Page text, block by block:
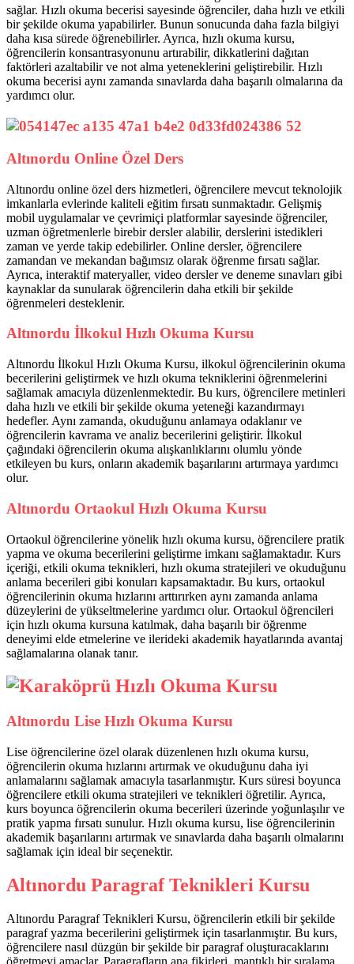
sağlar. Hızlı okuma becerisi sayesinde öğrenciler, daha hızlı ve etkili
bir şekilde okuma yapabilirler. Bunun sonucunda daha fazla bilgiyi
daha kısa sürede öğrenebilirler. Ayrıca, hızlı okuma kursu,
öğrencilerin konsantrasyonunu artırabilir, dikkatlerini dağıtan
faktörleri azaltabilir ve not alma yeteneklerini geliştirebilir. Hızlı
okuma becerisi aynı zamanda sınavlarda daha başarılı olmalarına da
yardımcı olur.
Altınordu Online Özel Ders
Altınordu online özel ders hizmetleri, öğrencilere mevcut teknolojik
imkanlarla evlerinde kaliteli eğitim fırsatı sunmaktadır. Gelişmiş
mobil uygulamalar ve çevrimiçi platformlar sayesinde öğrenciler,
uzman öğretmenlerle birebir dersler alabilir, derslerini istedikleri
zaman ve yerde takip edebilirler. Online dersler, öğrencilere
zamandan ve mekandan bağımsız olarak öğrenme fırsatı sağlar.
Ayrıca, interaktif materyaller, video dersler ve deneme sınavları gibi
kaynaklar da sunularak öğrencilerin daha etkili bir şekilde
öğrenmeleri desteklenir.
Altınordu İlkokul Hızlı Okuma Kursu
Altınordu İlkokul Hızlı Okuma Kursu, ilkokul öğrencilerinin okuma
becerilerini geliştirmek ve hızlı okuma tekniklerini öğrenmelerini
sağlamak amacıyla düzenlenmektedir. Bu kurs, öğrencilere metinleri
daha hızlı ve etkili bir şekilde okuma yeteneği kazandırmayı
hedefler. Aynı zamanda, okuduğunu anlamaya odaklanır ve
öğrencilerin kavrama ve analiz becerilerini geliştirir. İlkokul
çağındaki öğrencilerin okuma alışkanlıklarını olumlu yönde
etkileyen bu kurs, onların akademik başarılarını artırmaya yardımcı
olur.
Altınordu Ortaokul Hızlı Okuma Kursu
Ortaokul öğrencilerine yönelik hızlı okuma kursu, öğrencilere pratik
yapma ve okuma becerilerini geliştirme imkanı sağlamaktadır. Kurs
içeriği, etkili okuma teknikleri, hızlı okuma stratejileri ve okuduğunu
anlama becerileri gibi konuları kapsamaktadır. Bu kurs, ortaokul
öğrencilerinin okuma hızlarını arttırırken aynı zamanda anlama
düzeylerini de yükseltmelerine yardımcı olur. Ortaokul öğrencileri
için hızlı okuma kursuna katılmak, daha başarılı bir öğrenme
deneyimi elde etmelerine ve ilerideki akademik hayatlarında avantaj
sağlamalarına olanak tanır.
Altınordu Lise Hızlı Okuma Kursu
Lise öğrencilerine özel olarak düzenlenen hızlı okuma kursu,
öğrencilerin okuma hızlarını artırmak ve okuduğunu daha iyi
anlamalarını sağlamak amacıyla tasarlanmıştır. Kurs süresi boyunca
öğrencilere etkili okuma stratejileri ve teknikleri öğretilir. Ayrıca,
kurs boyunca öğrencilerin okuma becerileri üzerinde yoğunlaşılır ve
pratik yapma fırsatı sunulur. Hızlı okuma kursu, lise öğrencilerinin
akademik başarılarını artırmak ve sınavlarda daha başarılı olmalarını
sağlamak için ideal bir seçenektir.
Altınordu Paragraf Teknikleri Kursu
Altınordu Paragraf Teknikleri Kursu, öğrencilerin etkili bir şekilde
paragraf yazma becerilerini geliştirmek için tasarlanmıştır. Bu kurs,
öğrencilere nasıl düzgün bir şekilde bir paragraf oluşturacaklarını
öğretmeyi amaçlar. Paragrafların ana fikirleri, mantıklı bir sıralama